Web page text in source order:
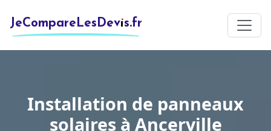
JeCompareLesDevis.fr
Installation de panneaux
solaires à Ancerville